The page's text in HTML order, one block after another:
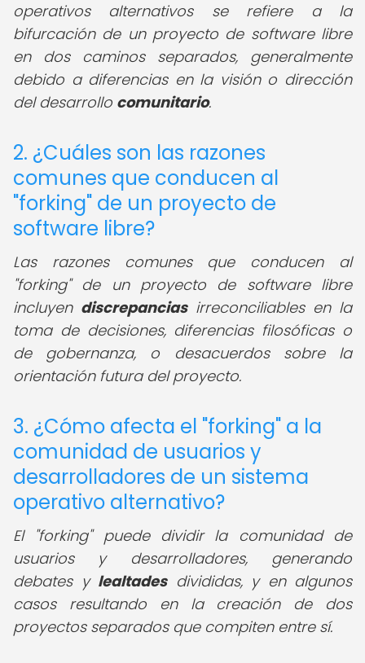
operativos alternativos se refiere a la
bifurcación de un proyecto de software libre
en dos caminos separados, generalmente
debido a diferencias en la visión o dirección
del desarrollo comunitario.
2. ¿Cuáles son las razones
comunes que conducen al
"forking" de un proyecto de
software libre?
Las razones comunes que conducen al
"forking" de un proyecto de software libre
incluyen discrepanciasirreconciliables en la
toma de decisiones, diferencias filosóficas o
de gobernanza, o desacuerdos sobre la
orientación futura del proyecto.
3. ¿Cómo afecta el "forking" a la
comunidad de usuarios y
desarrolladores de un sistema
operativo alternativo?
El "forking" puede dividir la comunidad de
usuarios y desarrolladores, generando
debates y lealtadesdivididas, y en algunos
casos resultando en la creación de dos
proyectos separados que compiten entre sí.